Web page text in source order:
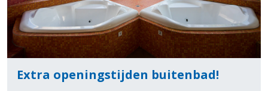
Extra openingstijden buitenbad!